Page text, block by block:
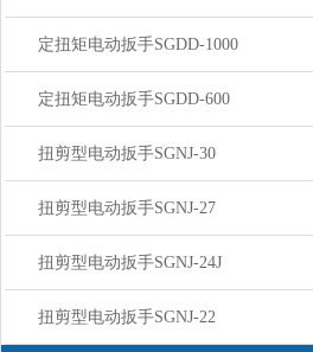
定扭矩电动扳手SGDD-1000
定扭矩电动扳手SGDD-600
扭剪型电动扳手SGNJ-30
扭剪型电动扳手SGNJ-27
扭剪型电动扳手SGNJ-24J
扭剪型电动扳手SGNJ-22